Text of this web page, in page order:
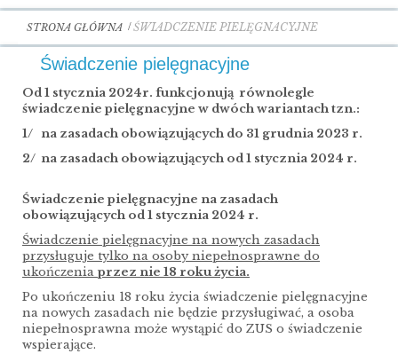
STRONA GŁÓWNA ŚWIADCZENIE PIELĘGNACYJNE
Świadczenie pielęgnacyjne
Od 1 stycznia 2024r. funkcjonują równolegle
świadczenie pielęgnacyjne w dwóch wariantach tzn.:
1/ na zasadach obowiązujących do 31 grudnia 2023 r.
2/ na zasadach obowiązujących od 1 stycznia 2024 r.
Świadczenie pielęgnacyjne na zasadach
obowiązujących od 1 stycznia 2024 r.
Świadczenie pielęgnacyjne na nowych zasadach
przysługuje tylko na osoby niepełnosprawne do
ukończenia przez nie 18 roku życia.
Po ukończeniu 18 roku życia świadczenie pielęgnacyjne
na nowych zasadach nie będzie przysługiwać, a osoba
niepełnosprawna może wystąpić do ZUS o świadczenie
wspierające.